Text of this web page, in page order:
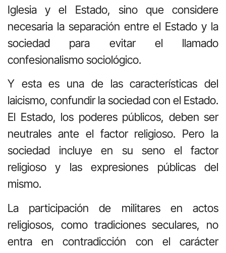
Iglesia y el Estado, sino que considere
necesaria la separación entre el Estado y la
sociedad para evitar el llamado
confesionalismo sociológico.
Y esta es una de las características del
laicismo, confundir la sociedad con el Estado.
El Estado, los poderes públicos, deben ser
neutrales ante el factor religioso. Pero la
sociedad incluye en su seno el factor
religioso y las expresiones públicas del
mismo.
La participación de militares en actos
religiosos, como tradiciones seculares, no
entra en contradicción con el carácter